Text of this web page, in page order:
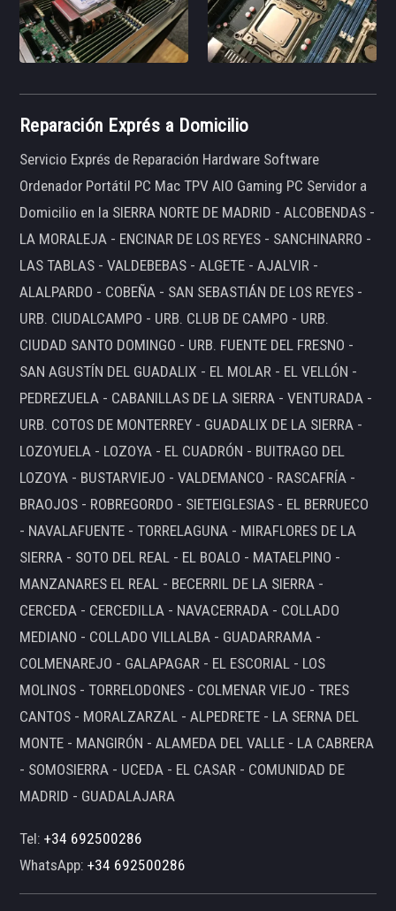
Reparación Exprés a Domicilio
Servicio Exprés de Reparación Hardware Software
Ordenador Portátil PC Mac TPV AIO Gaming PC Servidor a
Domicilio en la SIERRA NORTE DE MADRID - ALCOBENDAS -
LA MORALEJA - ENCINAR DE LOS REYES - SANCHINARRO -
LAS TABLAS - VALDEBEBAS - ALGETE - AJALVIR -
ALALPARDO - COBEÑA - SAN SEBASTIÁN DE LOS REYES -
URB. CIUDALCAMPO - URB. CLUB DE CAMPO - URB.
CIUDAD SANTO DOMINGO - URB. FUENTE DEL FRESNO -
SAN AGUSTÍN DEL GUADALIX - EL MOLAR - EL VELLÓN -
PEDREZUELA - CABANILLAS DE LA SIERRA - VENTURADA -
URB. COTOS DE MONTERREY - GUADALIX DE LA SIERRA -
LOZOYUELA - LOZOYA - EL CUADRÓN - BUITRAGO DEL
LOZOYA - BUSTARVIEJO - VALDEMANCO - RASCAFRÍA -
BRAOJOS - ROBREGORDO - SIETEIGLESIAS - EL BERRUECO
- NAVALAFUENTE - TORRELAGUNA - MIRAFLORES DE LA
SIERRA - SOTO DEL REAL - EL BOALO - MATAELPINO -
MANZANARES EL REAL - BECERRIL DE LA SIERRA -
CERCEDA - CERCEDILLA - NAVACERRADA - COLLADO
MEDIANO - COLLADO VILLALBA - GUADARRAMA -
COLMENAREJO - GALAPAGAR - EL ESCORIAL - LOS
MOLINOS - TORRELODONES - COLMENAR VIEJO - TRES
CANTOS - MORALZARZAL - ALPEDRETE - LA SERNA DEL
MONTE - MANGIRÓN - ALAMEDA DEL VALLE - LA CABRERA
- SOMOSIERRA - UCEDA - EL CASAR - COMUNIDAD DE
MADRID - GUADALAJARA
Tel:+34 692500286
WhatsApp:+34 692500286